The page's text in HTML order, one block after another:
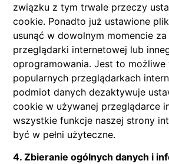
związku z tym trwale przeczy
cookie. Ponadto już ustawione
usunąć w dowolnym momencie
przeglądarki internetowej lub
oprogramowania. Jest to
popularnych przeglądarkach
podmiot danych dezaktywuje
cookie w używanej przeglądarce
wszystkie funkcje naszej strony
być w pełni użyteczne.
4. Zbieranie ogólnych danych i